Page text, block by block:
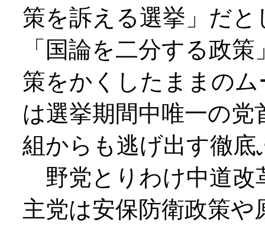
策を訴える選挙」だ
「国論を二分する政
策をかくしたままの
は選挙期間中唯一の
組からも逃げ出す徹底
野党とりわけ中道改
主党は安保防衛政策